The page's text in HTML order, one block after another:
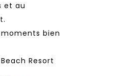
et au
bien
Resort